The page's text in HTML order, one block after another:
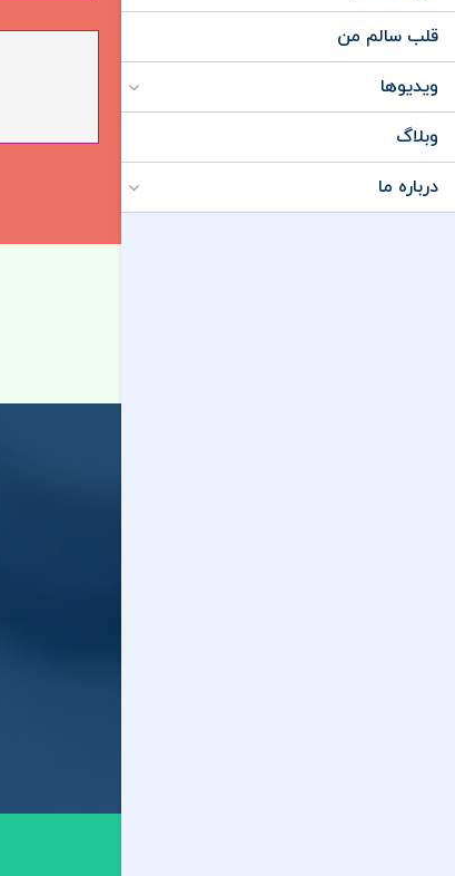
قلب سالم من
ویدیوها
وبلاگ
درباره ما